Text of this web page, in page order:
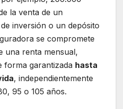
la venta de un
inversión o un depósito
se compromete
una renta mensual,
forma garantizada hasta
, independientemente
95 o 105 años.